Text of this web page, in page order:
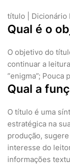
título | Dicionário
Qual é o
O objetivo do
continuar a
“enigma”;
Qual a
O título é uma
estratégica na
produção,
interesse do
informações